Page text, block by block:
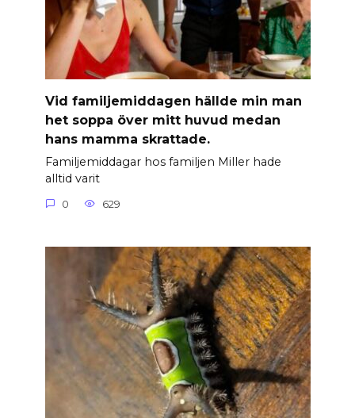
Vid familjemiddagen hällde min man
het soppa över mitt huvud medan
hans mamma skrattade.
Familjemiddagar hos familjen Miller hade
alltid varit
0 629